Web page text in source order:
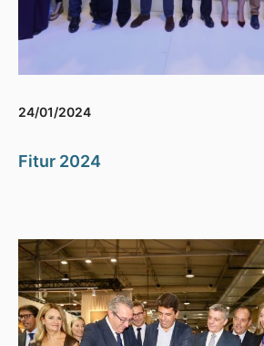
24/01/2024
Fitur 2024